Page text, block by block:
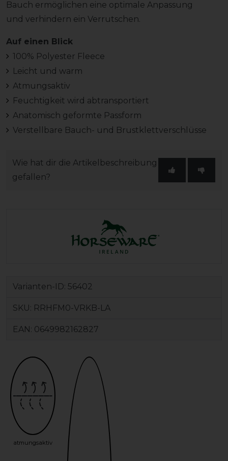
Bauch ermöglichen eine optimale Anpassung
und verhindern ein Verrutschen.
Auf einen Blick
100% Polyester Fleece
Leicht und warm
Atmungsaktiv
Feuchtigkeit wird abtransportiert
Anatomisch geformte Passform
Verstellbare Bauch- und Brustklettverschlüsse
Wie hat dir die Artikelbeschreibung
gefallen?
Varianten-ID: 56402
SKU: RRHFM0-VRKB-LA
EAN: 0649982162827
atmungsaktiv